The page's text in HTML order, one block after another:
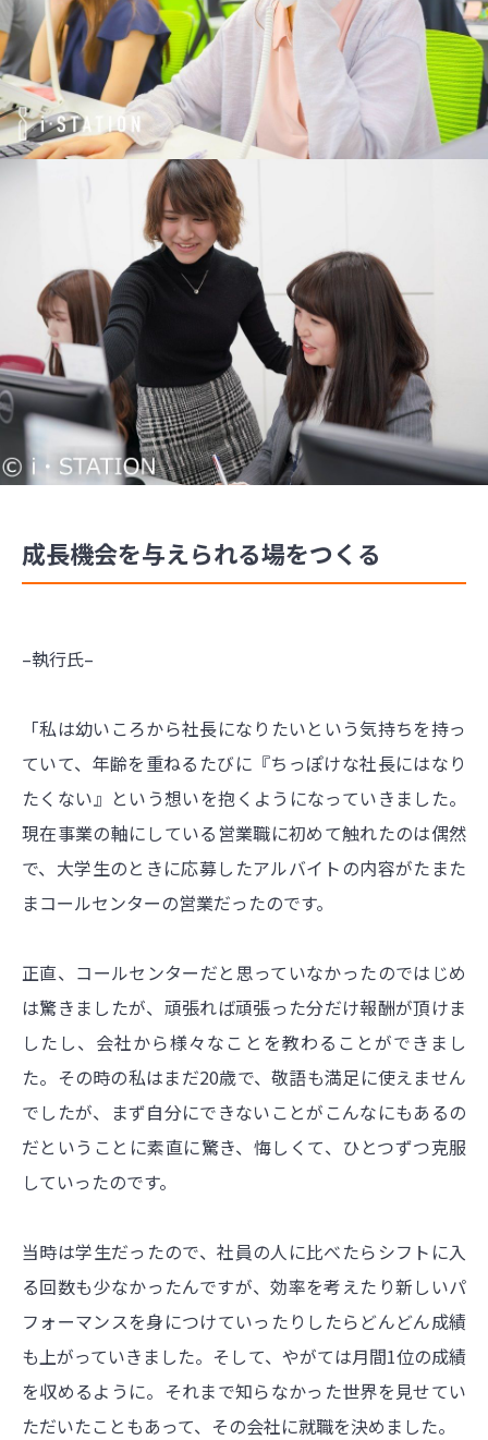
成長機会を与えられる場をつくる
–執行氏–
「私は幼いころから社長になりたいという気持ちを持っ
ていて、年齢を重ねるたびに『ちっぽけな社長にはなり
たくない』という想いを抱くようになっていきました。
現在事業の軸にしている営業職に初めて触れたのは偶然
で、大学生のときに応募したアルバイトの内容がたまた
まコールセンターの営業だったのです。
正直、コールセンターだと思っていなかったのではじめ
は驚きましたが、頑張れば頑張った分だけ報酬が頂けま
したし、会社から様々なことを教わることができまし
た。その時の私はまだ20歳で、敬語も満足に使えません
でしたが、まず自分にできないことがこんなにもあるの
だということに素直に驚き、悔しくて、ひとつずつ克服
していったのです。
当時は学生だったので、社員の人に比べたらシフトに入
る回数も少なかったんですが、効率を考えたり新しいパ
フォーマンスを身につけていったりしたらどんどん成績
も上がっていきました。そして、やがては月間1位の成績
を収めるように。それまで知らなかった世界を見せてい
ただいたこともあって、その会社に就職を決めました。